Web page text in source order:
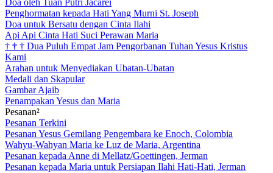
Penghormatan kepada Hati Yang Murni St. Joseph
Doa untuk Bersatu dengan Cinta Ilahi
Api Api Cinta Hati Suci Perawan Maria
† † † Dua Puluh Empat Jam Pengorbanan Tuhan Yesus Kristus
Kami
Arahan untuk Menyediakan Ubatan-Ubatan
Medali dan Skapular
Gambar Ajaib
Penampakan Yesus dan Maria
Pesanan²
Pesanan Terkini
Pesanan Yesus Gemilang Pengembara ke Enoch, Colombia
Wahyu-Wahyan Maria ke Luz de Maria, Argentina
Pesanan kepada Anne di Mellatz/Goettingen, Jerman
Pesanan kepada Maria untuk Persiapan Ilahi Hati-Hati, Jerman